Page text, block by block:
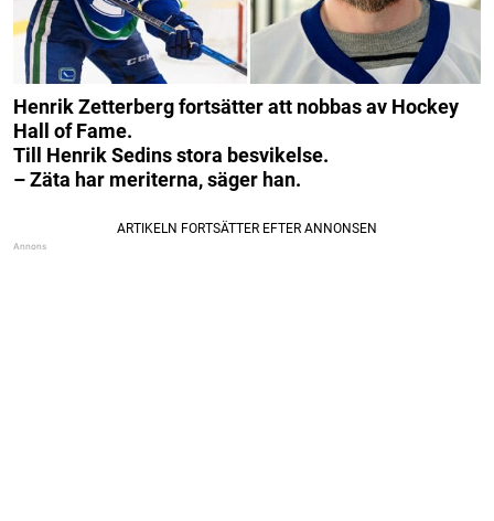
Henrik Zetterberg fortsätter att nobbas av Hockey
Hall of Fame.
Till Henrik Sedins stora besvikelse.
– Zäta har meriterna, säger han.